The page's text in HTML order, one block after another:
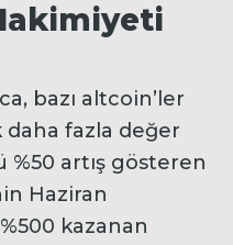
bazı altcoin’ler
fazla değer
%50 artış gösteren
Haziran
kazanan